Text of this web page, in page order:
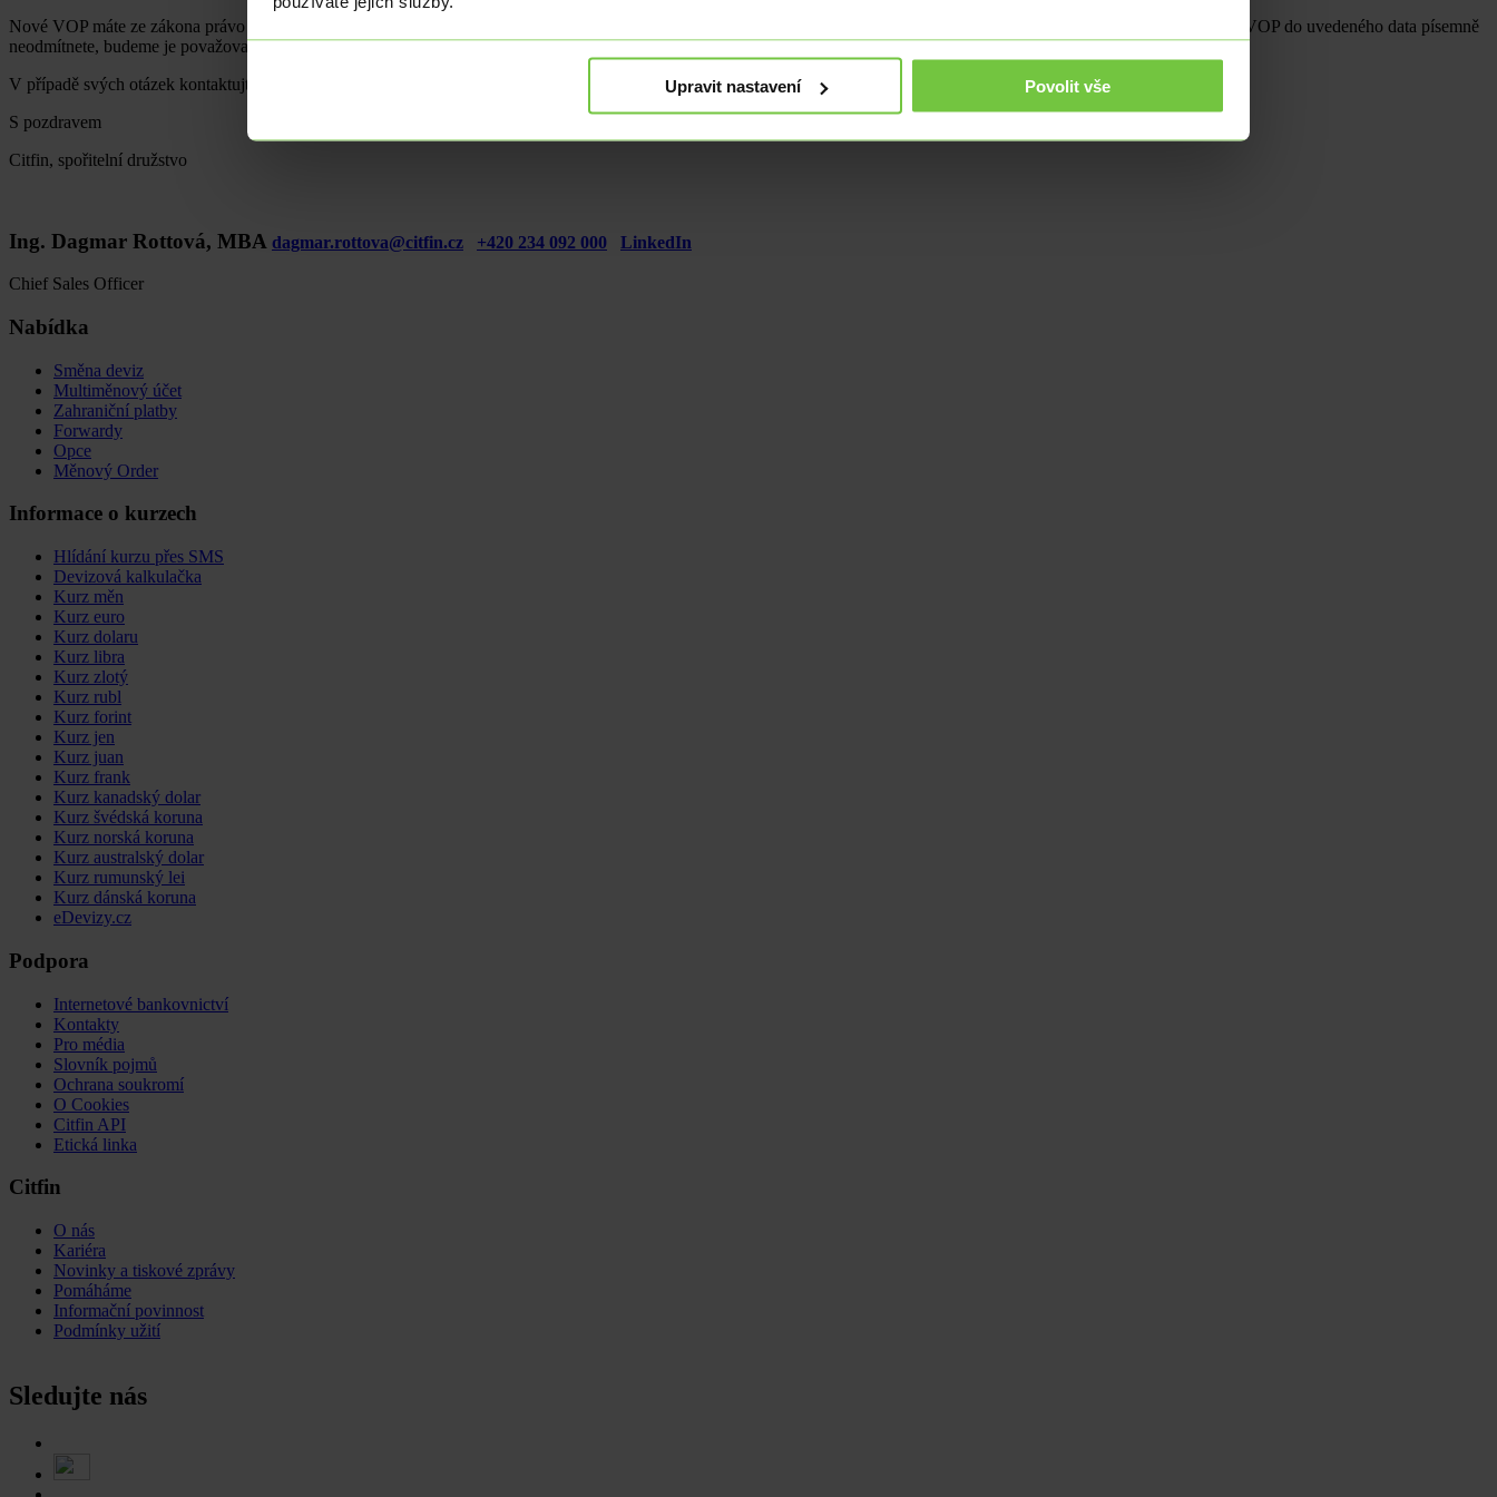
Upravit nastavení Povolit vše
Nové VOP máte ze zákona právo před plánovaným datem účinnosti, tj. 12. 2. 2025 písemně odmítnout, což se považuje automaticky za výpověď Smlouvy o účtu. Pokud nové VOP do uvedeného data písemně
neodmítnete, budeme je považovat za Vámi přijaté.
V případě svých otázek kontaktujte naše obchodní oddělení na tel. čísle + 420 234 092 011.
S pozdravem
Citfin, spořitelní družstvo
Ing. Dagmar Rottová, MBA dagmar.rottova@citfin.cz +420 234 092 000 LinkedIn
Chief Sales Officer
Nabídka
Směna deviz
Multiměnový účet
Zahraniční platby
Forwardy
Opce
Měnový Order
Informace o kurzech
Hlídání kurzu přes SMS
Devizová kalkulačka
Kurz měn
Kurz euro
Kurz dolaru
Kurz libra
Kurz zlotý
Kurz rubl
Kurz forint
Kurz jen
Kurz juan
Kurz frank
Kurz kanadský dolar
Kurz švédská koruna
Kurz norská koruna
Kurz australský dolar
Kurz rumunský lei
Kurz dánská koruna
eDevizy.cz
Podpora
Internetové bankovnictví
Kontakty
Pro média
Slovník pojmů
Ochrana soukromí
O Cookies
Citfin API
Etická linka
Citfin
O nás
Kariéra
Novinky a tiskové zprávy
Pomáháme
Informační povinnost
Podmínky užití
Sledujte nás